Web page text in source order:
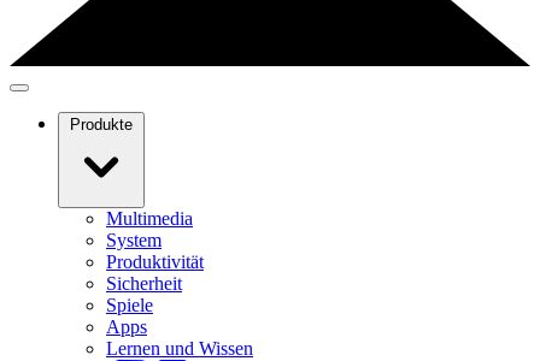
Produkte
Multimedia
System
Produktivität
Sicherheit
Spiele
Apps
Lernen und Wissen